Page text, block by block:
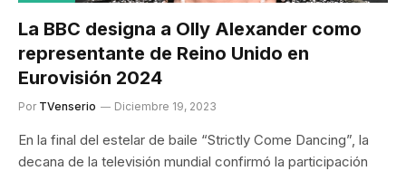
La BBC designa a Olly Alexander como
representante de Reino Unido en
Eurovisión 2024
Por TVenserio Diciembre 19, 2023
En la final del estelar de baile “Strictly Come Dancing”, la
decana de la televisión mundial confirmó la participación